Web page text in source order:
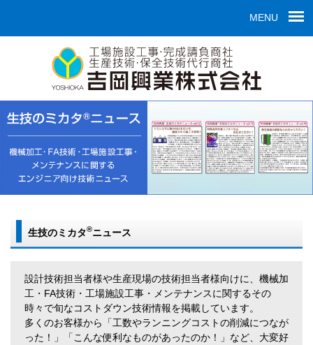
MENU
生技のミカタ®ニュース
設計技術担当者様や生産現場の技術担当者様向けに、機械加
工・FA技術・工場施設工事・メンテナンスに関するその
時々で旬なコストダウン技術情報を掲載しています。
多くのお客様から「工数やランニングコストの削減につなが
った！」「こんな便利なものがあったのか！」など、大変好